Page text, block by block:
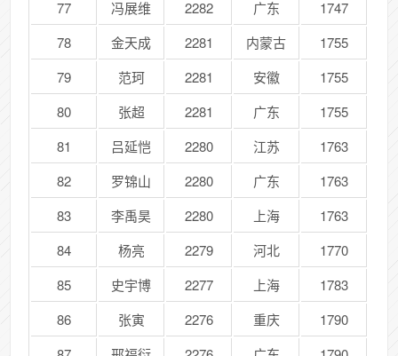
77
冯展维 2282 广东
1747
78
金天成 2281 内蒙古
1755
79
范珂 2281 安徽
1755
80
张超 2281 广东
1755
81
吕延恺 2280 江苏
1763
82
罗锦山 2280 广东
1763
83
李禹昊 2280 上海
1763
84
杨亮 2279 河北
1770
85
史宇博 2277 上海
1783
86
张寅 2276 重庆
1790